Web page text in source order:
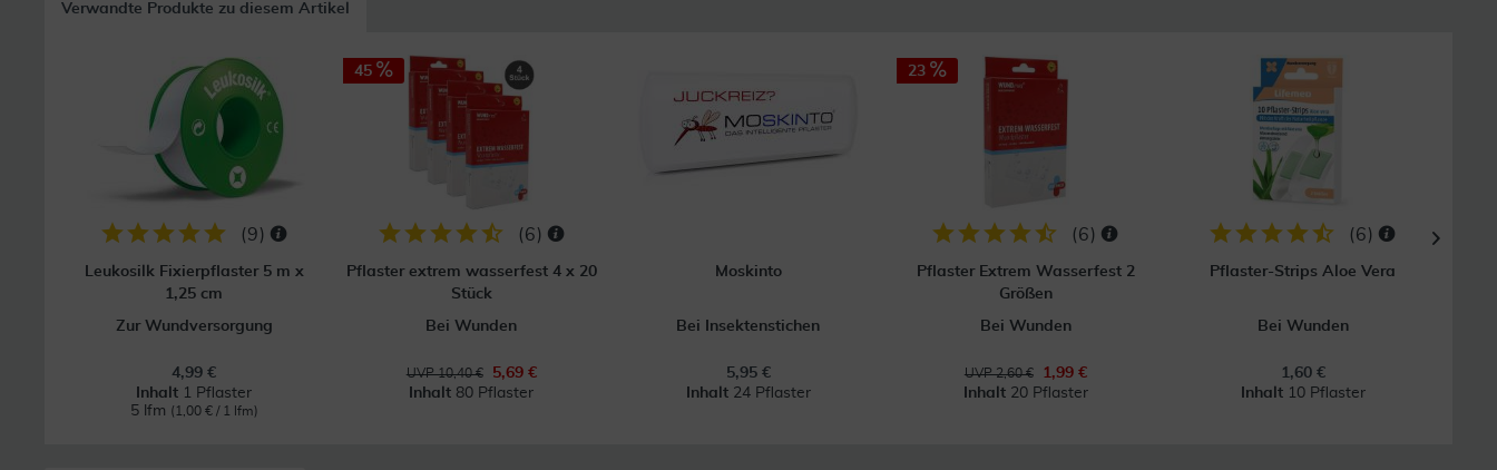
Verwandte Produkte zu diesem Artikel
(9)
Leukosilk Fixierpflaster 5 m x
1,25 cm
Zur Wundversorgung
4,99 €
Inhalt 1 Pflaster
5 lfm (1,00 € / 1 lfm)
45
(6)
Pflaster extrem wasserfest 4 x 20
Stück
Bei Wunden
UVP 10,40 €
5,69 €
Inhalt 80 Pflaster
Moskinto
Bei Insektenstichen
5,95 €
Inhalt 24 Pflaster
23
(6)
Pflaster Extrem Wasserfest 2
Größen
Bei Wunden
UVP 2,60 €
1,99 €
Inhalt 20 Pflaster
(6)
Pflaster-Strips Aloe Vera
Bei Wunden
1,60 €
Inhalt 10 Pflaster